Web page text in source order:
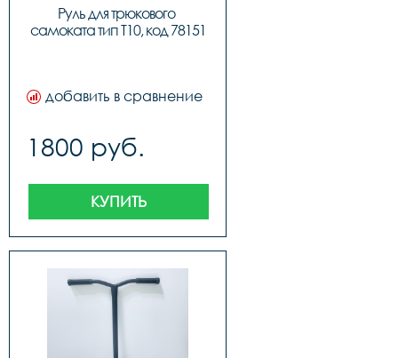
Руль для трюкового
самоката тип T10, код 78151
добавить в сравнение
1800 руб.
КУПИТЬ